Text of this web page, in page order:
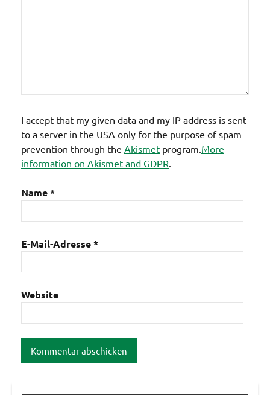
I accept that my given data and my IP address is sent
to a server in the USA only for the purpose of spam
prevention through the Akismet program.More
information on Akismet and GDPR.
Name*
E-Mail-Adresse*
Website